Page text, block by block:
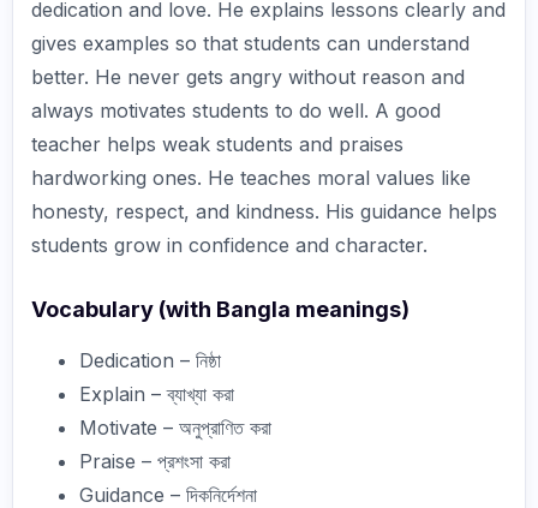
dedication and love. He explains lessons clearly and
gives examples so that students can understand
better. He never gets angry without reason and
always motivates students to do well. A good
teacher helps weak students and praises
hardworking ones. He teaches moral values like
honesty, respect, and kindness. His guidance helps
students grow in confidence and character.
Vocabulary (with Bangla meanings)
Dedication – নিষ্ঠা
Explain – ব্যাখ্যা করা
Motivate – অনুপ্রাণিত করা
Praise – প্রশংসা করা
Guidance – দিকনির্দেশনা